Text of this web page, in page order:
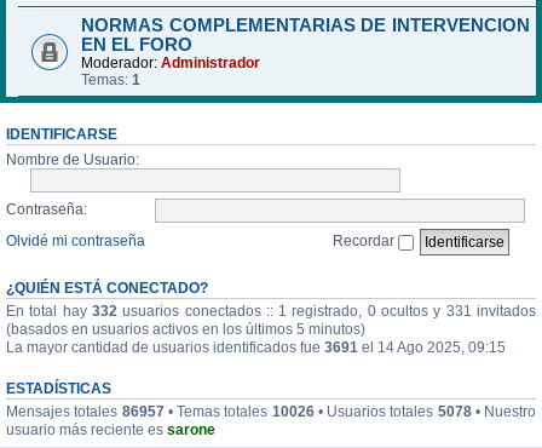
NORMAS COMPLEMENTARIAS DE INTERVENCION
EN EL FORO
Moderador: Administrador
Temas: 1
IDENTIFICARSE
Nombre de Usuario:
Contraseña:
Olvidé mi contraseña
Recordar
¿QUIÉN ESTÁ CONECTADO?
En total hay 332 usuarios conectados :: 1 registrado, 0 ocultos y 331 invitados
(basados en usuarios activos en los últimos 5 minutos)
La mayor cantidad de usuarios identificados fue 3691 el 14 Ago 2025, 09:15
ESTADÍSTICAS
Mensajes totales 86957• Temas totales 10026• Usuarios totales 5078• Nuestro
usuario más reciente es sarone